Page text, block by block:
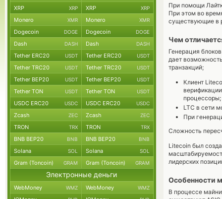
При помощи
При этом во
существующие в
Чем
Генерация
дает
транзакций;
Клиент
процессоры;
LTC в сети
При
Сложность
Litecoin был
лидерских
Особенности
В процессе
XRP XRP XRP XRP
Monero XMR Monero XMR
Dogecoin DOGE Dogecoin DOGE
Dash DASH Dash DASH
Tether ERC20 USDT Tether ERC20 USDT
Tether TRC20 USDT Tether TRC20 USDT
Tether BEP20 USDT Tether BEP20 USDT
Tether TON USDT Tether TON USDT
USDC ERC20 USDC USDC ERC20 USDC
Zcash ZEC Zcash ZEC
TRON TRX TRON TRX
BNB BEP20 BNB BNB BEP20 BNB
Solana SOL Solana SOL
Gram (Toncoin) GRAM Gram (Toncoin) GRAM
Электронные деньги
WebMoney WMZ WebMoney WMZ